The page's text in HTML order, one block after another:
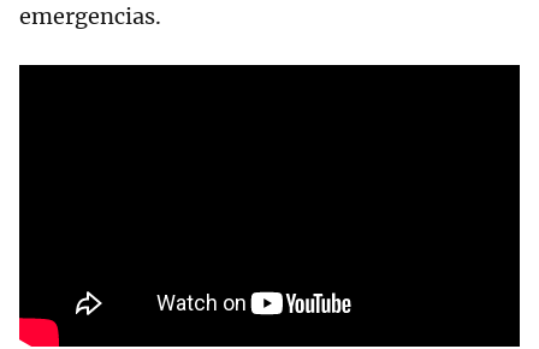
emergencias.